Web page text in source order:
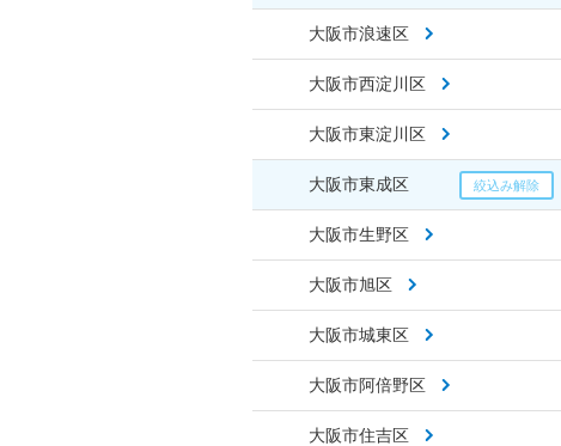
大阪市浪速区
大阪市西淀川区
大阪市東淀川区
大阪市東成区
大阪市生野区
大阪市旭区
大阪市城東区
大阪市阿倍野区
大阪市住吉区